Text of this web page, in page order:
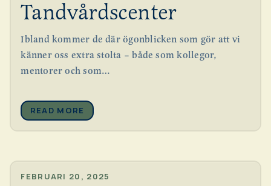
Tandvårdscenter
Ibland kommer de där ögonblicken som gör att vi
känner oss extra stolta – både som kollegor,
mentorer och som…
READ MORE
FEBRUARI 20, 2025